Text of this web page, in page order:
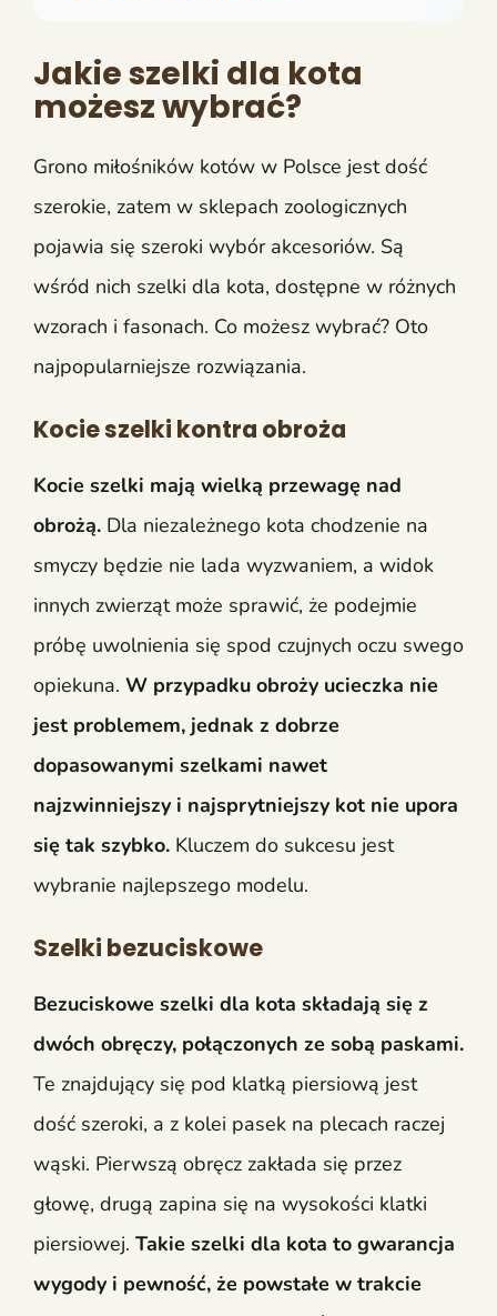
Jakie szelki dla kota
możesz wybrać?
Grono miłośników kotów w Polsce jest dość
szerokie, zatem w sklepach zoologicznych
pojawia się szeroki wybór akcesoriów. Są
wśród nich szelki dla kota, dostępne w różnych
wzorach i fasonach. Co możesz wybrać? Oto
najpopularniejsze rozwiązania.
Kocie szelki kontra obroża
Kocie szelki mają wielką przewagę nad
obrożą. Dla niezależnego kota chodzenie na
smyczy będzie nie lada wyzwaniem, a widok
innych zwierząt może sprawić, że podejmie
próbę uwolnienia się spod czujnych oczu swego
opiekuna. W przypadku obroży ucieczka nie
jest problemem, jednak z dobrze
dopasowanymi szelkami nawet
najzwinniejszy i najsprytniejszy kot nie upora
się tak szybko. Kluczem do sukcesu jest
wybranie najlepszego modelu.
Szelki bezuciskowe
Bezuciskowe szelki dla kota składają się z
dwóch obręczy, połączonych ze sobą paskami.
Te znajdujący się pod klatką piersiową jest
dość szeroki, a z kolei pasek na plecach raczej
wąski. Pierwszą obręcz zakłada się przez
głowę, drugą zapina się na wysokości klatki
piersiowej. Takie szelki dla kota to gwarancja
wygody i pewność, że powstałe w trakcie